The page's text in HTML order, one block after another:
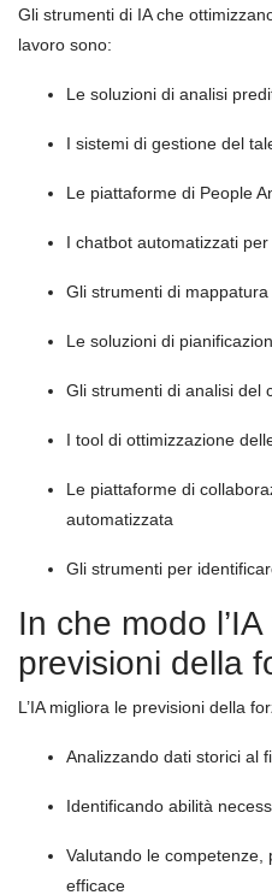
Gli strumenti di IA che
lavoro sono:
Le soluzioni di analisi
I sistemi di gestione del
Le piattaforme di People
I chatbot automatizzati per
Gli strumenti di
Le soluzioni di
Gli strumenti di analisi del
I tool di ottimizzazione
Le piattaforme di
automatizzata
Gli strumenti per
In che modo
previsioni della
L’IA migliora le previsioni della
Analizzando dati storici al
Identificando abilità
Valutando le competenze,
efficace